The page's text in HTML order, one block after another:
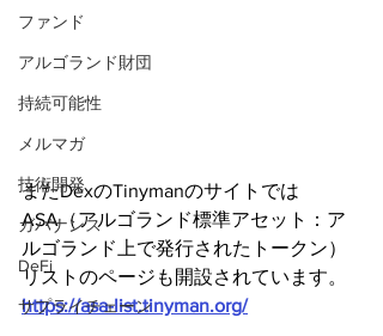
ファンド
アルゴランド財団
持続可能性
メルマガ
技術開発
ガバナンス
DeFi
サプライチェーン
またDexのTinymanのサイトでは
ASA（アルゴランド標準アセット：ア
ルゴランド上で発行されたトークン）
リストのページも開設されています。
https://asa-list.tinyman.org/